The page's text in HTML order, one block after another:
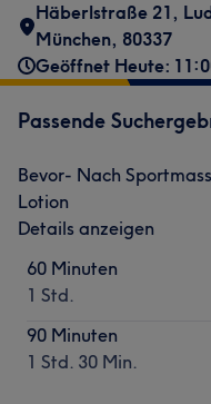
Häberlstraße 21,
München, 80337
Geöffnet Heute:
Passende
Bevor- Nach
Lotion
Details anzeigen
60 Minuten
1 Std.
90 Minuten
1 Std. 30 Min.